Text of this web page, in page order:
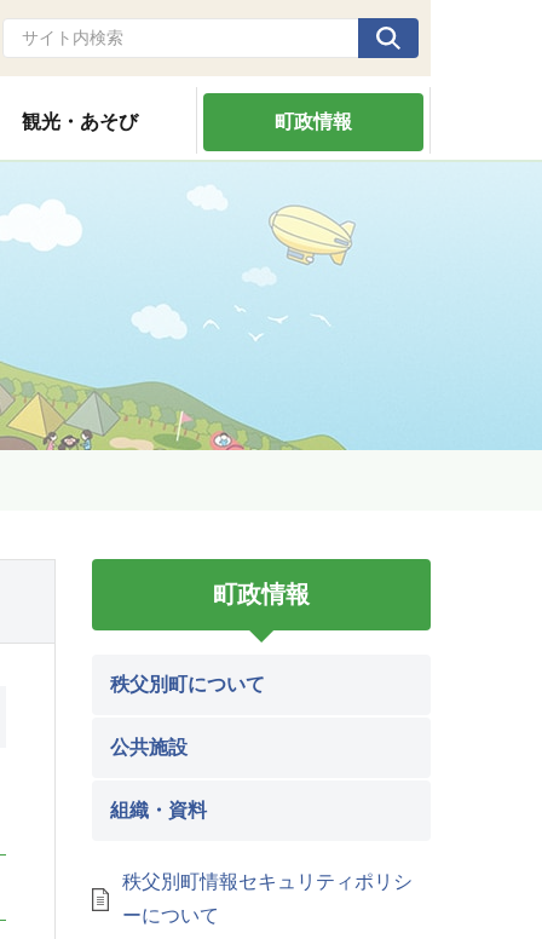
観光・あそび 町政情報
町政情報
秩父別町について
公共施設
組織・資料
秩父別町情報セキュリティポリシ
ーについて